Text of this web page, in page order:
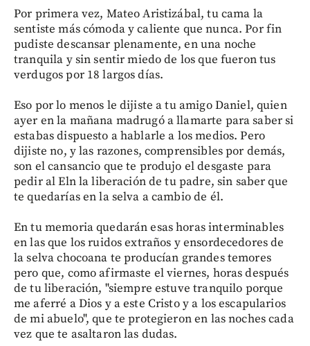
Por primera vez, Mateo Aristizábal, tu cama la
sentiste más cómoda y caliente que nunca. Por fin
pudiste descansar plenamente, en una noche
tranquila y sin sentir miedo de los que fueron tus
verdugos por 18 largos días.
Eso por lo menos le dijiste a tu amigo Daniel, quien
ayer en la mañana madrugó a llamarte para saber si
estabas dispuesto a hablarle a los medios. Pero
dijiste no, y las razones, comprensibles por demás,
son el cansancio que te produjo el desgaste para
pedir al Eln la liberación de tu padre, sin saber que
te quedarías en la selva a cambio de él.
En tu memoria quedarán esas horas interminables
en las que los ruidos extraños y ensordecedores de
la selva chocoana te producían grandes temores
pero que, como afirmaste el viernes, horas después
de tu liberación, "siempre estuve tranquilo porque
me aferré a Dios y a este Cristo y a los escapularios
de mi abuelo", que te protegieron en las noches cada
vez que te asaltaron las dudas.